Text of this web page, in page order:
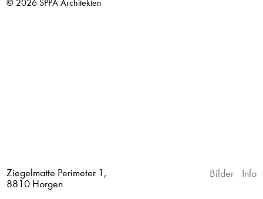
Ziegelmatte Perimeter 1,
8810 Horgen
Bilder Info
© 2026 SPPA Architekten